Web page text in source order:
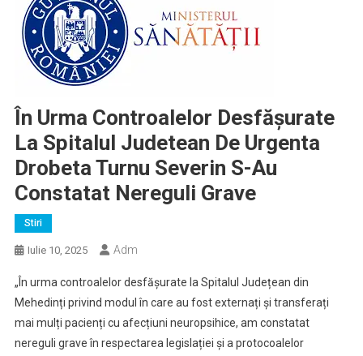
În Urma Controalelor Desfășurate
La Spitalul Judetean De Urgenta
Drobeta Turnu Severin S-Au
Constatat Nereguli Grave
Stiri
Iulie 10, 2025 Adm
„În urma controalelor desfășurate la Spitalul Județean din
Mehedinți privind modul în care au fost externați și transferați
mai mulți pacienți cu afecțiuni neuropsihice, am constatat
nereguli grave în respectarea legislației și a protocoalelor